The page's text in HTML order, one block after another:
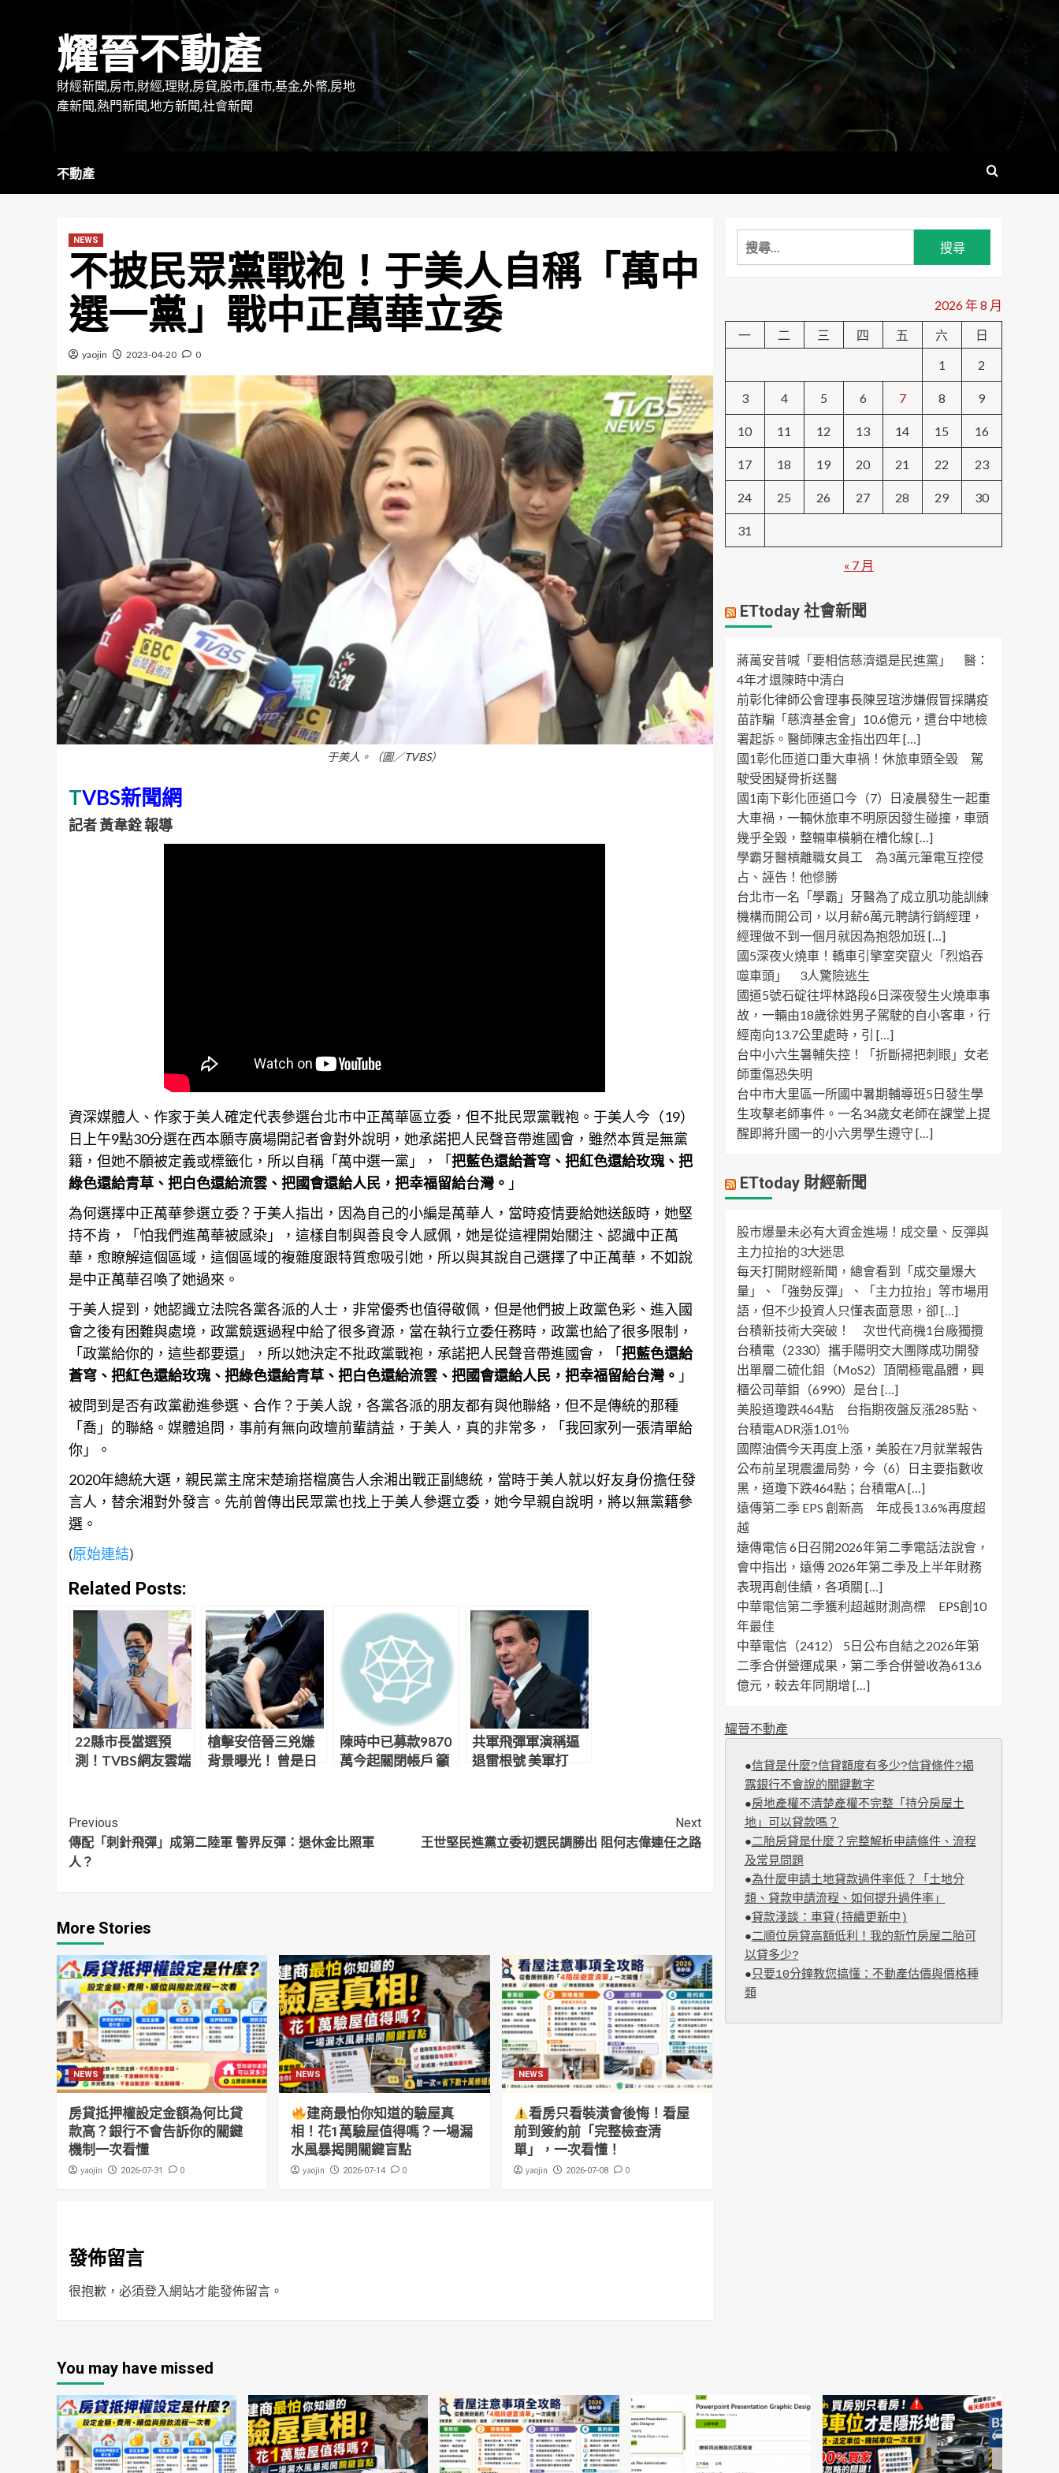
耀晉不動產
財經新聞,房市,財經,理財,房貸,股市,匯市,基金,外幣,房地
產新聞,熱門新聞,地方新聞,社會新聞
不動產
NEWS
不披民眾黨戰袍！于美人自稱「萬中
選一黨」戰中正萬華立委
yaojin 2023-04-20 0
于美人。（圖／TVBS）
TVBS新聞網
記者 黃韋銓 報導
資深媒體人、作家于美人確定代表參選台北市中正萬華區立委，但不批民眾黨戰袍。于美人今（19）
日上午9點30分選在西本願寺廣場開記者會對外說明，她承諾把人民聲音帶進國會，雖然本質是無黨
籍，但她不願被定義或標籤化，所以自稱「萬中選一黨」，「把藍色還給蒼穹、把紅色還給玫瑰、把
綠色還給青草、把白色還給流雲、把國會還給人民，把幸福留給台灣。 」
為何選擇中正萬華參選立委？于美人指出，因為自己的小編是萬華人，當時疫情要給她送飯時，她堅
持不肯，「怕我們進萬華被感染」，這樣自制與善良令人感佩，她是從這裡開始關注、認識中正萬
華，愈瞭解這個區域，這個區域的複雜度跟特質愈吸引她，所以與其說自己選擇了中正萬華，不如說
是中正萬華召喚了她過來。
于美人提到，她認識立法院各黨各派的人士，非常優秀也值得敬佩，但是他們披上政黨色彩、進入國
會之後有困難與處境，政黨競選過程中給了很多資源 ，當在執行立委任務時，政黨也給了很多限制，
「政黨給你的，這些都要還」，所以她決定不批政黨戰袍，承諾把人民聲音帶進國會，「把藍色還給
蒼穹、把紅色還給玫瑰、把綠色還給青草、把白色還給流雲、把國會還給人民，把幸福留給台灣。 」
被問到是否有政黨勸進參選、合作？于美人說，各黨各派的朋友都有與他聯絡，但不是傳統的那種
「喬」的聯絡。媒體追問，事前有無向政壇前輩請益 ，于美人，真的非常多，「我回家列一張清單給
你」。
2020年總統大選，親民黨主席宋楚瑜搭檔廣告人余湘出戰正副總統，當時于美人就以好友身份擔任發
言人，替余湘對外發言。先前曾傳出民眾黨也找上于美人參選立委，她今早親自說明，將以無黨籍參
選。
(原始連結)
Related Posts:
22縣市長當選預
測！TVBS網友雲端
槍擊安倍晉三兇嫌
背景曝光！ 曾是日
陳時中已募款9870
萬今起關閉帳戶 籲
共軍飛彈軍演稱逼
退雷根號 美軍打
Continue
Reading
Previous
傳配「刺針飛彈」成第二陸軍 警界反彈：退休金比照軍
人？
Next
王世堅民進黨立委初選民調勝出 阻何志偉連任之路
More Stories
NEWS
房貸抵押權設定金額為何比貸
款高？銀行不會告訴你的關鍵
機制一次看懂
yaojin 2026-07-31 0
NEWS
建商最怕你知道的驗屋真
相！花1萬驗屋值得嗎？一場漏
水風暴揭開關鍵盲點
yaojin 2026-07-14 0
NEWS
看房只看裝潢會後悔！看屋
前到簽約前「完整檢查清
單」，一次看懂！
yaojin 2026-07-08 0
發佈留言
很抱歉，必須登入網站才能發佈留言。
搜
尋
字:
2026 年 8 月
一
二 三 四 五 六
日
1
2
3 4 5 6 7 8 9
10 11 12 13 14 15 16
17 18 19 20 21 22 23
24 25 26 27 28 29 30
31
« 7 月
ETtoday 社會新聞
蔣萬安昔喊「要相信慈濟還是民進黨」 醫：
4年才還陳時中清白
前彰化律師公會理事長陳昱瑄涉嫌假冒採購疫
苗詐騙「慈濟基金會」10.6億元，遭台中地檢
署起訴。醫師陳志金指出四年 […]
國1彰化匝道口重大車禍！休旅車頭全毀 駕
駛受困疑骨折送醫
國1南下彰化匝道口今（7）日凌晨發生一起重
大車禍，一輛休旅車不明原因發生碰撞，車頭
幾乎全毀，整輛車橫躺在槽化線 […]
學霸牙醫槓離職女員工 為3萬元筆電互控侵
占、誣告！他慘勝
台北市一名「學霸」牙醫為了成立肌功能訓練
機構而開公司，以月薪6萬元聘請行銷經理，
經理做不到一個月就因為抱怨加班 […]
國5深夜火燒車！轎車引擎室突竄火「烈焰吞
噬車頭」 3人驚險逃生
國道5號石碇往坪林路段6日深夜發生火燒車事
故，一輛由18歲徐姓男子駕駛的自小客車，行
經南向13.7公里處時，引 […]
台中小六生暑輔失控！「折斷掃把刺眼」女老
師重傷恐失明
台中市大里區一所國中暑期輔導班5日發生學
生攻擊老師事件。一名34歲女老師在課堂上提
醒即將升國一的小六男學生遵守 […]
ETtoday 財經新聞
股市爆量未必有大資金進場！成交量、反彈與
主力拉抬的3大迷思
每天打開財經新聞，總會看到「成交量爆大
量」、「強勢反彈」、「主力拉抬」等市場用
語，但不少投資人只懂表面意思，卻 […]
台積新技術大突破！ 次世代商機1台廠獨攬
台積電（2330）攜手陽明交大團隊成功開發
出單層二硫化鉬（MoS2）頂閘極電晶體，興
櫃公司華鉬（6990）是台 […]
美股道瓊跌464點 台指期夜盤反漲285點、
台積電ADR漲1.01％
國際油價今天再度上漲，美股在7月就業報告
公布前呈現震盪局勢，今（6）日主要指數收
黑，道瓊下跌464點；台積電A […]
遠傳第二季 EPS 創新高 年成長13.6%再度超
越
遠傳電信 6日召開2026年第二季電話法說會，
會中指出，遠傳 2026年第二季及上半年財務
表現再創佳績，各項關 […]
中華電信第二季獲利超越財測高標 EPS創10
年最佳
中華電信（2412） 5日公布自結之2026年第
二季合併營運成果，第二季合併營收為613.6
億元，較去年同期增 […]
耀晉不動產
●信貸是什麼?信貸額度有多少?信貸條件?揭
露銀行不會說的關鍵數字
●房地產權不清楚產權不完整「持分房屋土
地」可以貸款嗎？
●二胎房貸是什麼？完整解析申請條件、流程
及常見問題
●為什麼申請土地貸款過件率低？「土地分
類、貸款申請流程、如何提升過件率」
●貸款淺談：車貸(持續更新中)
●二順位房貸高額低利！我的新竹房屋二胎可
以貸多少?
●只要10分鐘教您搞懂：不動產估價與價格種
類
You may have missed